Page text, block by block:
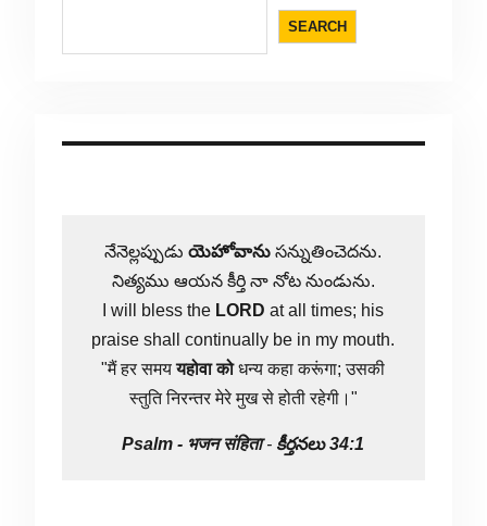
SEARCH
నేనెల్లప్పుడుయెహోవాను సన్నుతించెదను.
నిత్యము ఆయన కీర్తి నా నోట నుండును.
I will bless the LORD at all times; his
praise shall continually be in my mouth.
"मैं हर समययहोवा कोधन्य कहा करूंगा; उसकी
स्तुति निरन्तर मेरे मुख से होती रहेगी।"
Psalm - भजन संहिता- కీర్తనలు 34:1